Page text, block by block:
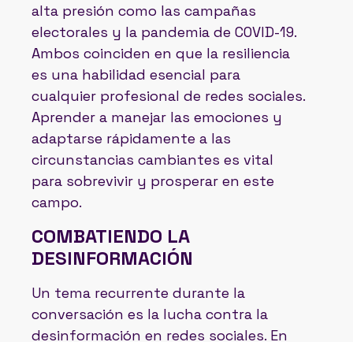
alta presión como las campañas
electorales y la pandemia de COVID-19.
Ambos coinciden en que la resiliencia
es una habilidad esencial para
cualquier profesional de redes sociales.
Aprender a manejar las emociones y
adaptarse rápidamente a las
circunstancias cambiantes es vital
para sobrevivir y prosperar en este
campo.
COMBATIENDO LA
DESINFORMACIÓN
Un tema recurrente durante la
conversación es la lucha contra la
desinformación en redes sociales. En